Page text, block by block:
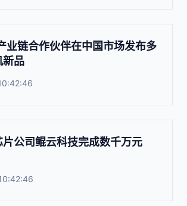
业链合作伙伴在中国市场发布多
新品
片公司鲲云科技完成数千万元